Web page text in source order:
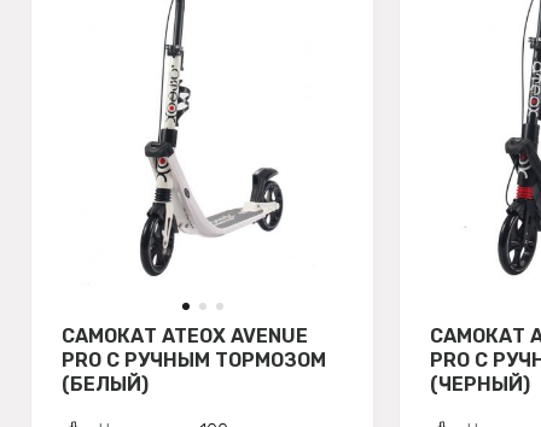
САМОКАТ ATEOX AVENUE
PRO С РУЧНЫМ ТОРМОЗОМ
(БЕЛЫЙ)
САМОКАТ
PRO С
(ЧЕРНЫЙ)